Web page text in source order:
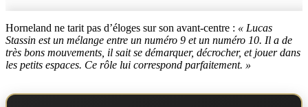
Horneland ne tarit pas d’éloges sur son avant-centre : « Lucas
Stassin est un mélange entre un numéro 9 et un numéro 10. Il a de
très bons mouvements, il sait se démarquer, décrocher, et jouer dans
les petits espaces. Ce rôle lui correspond parfaitement. »